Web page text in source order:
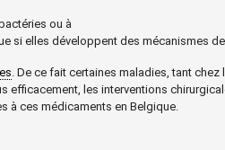
ou à
si elles développent des mécanismes
. De ce fait certaines maladies, tant
efficacement, les interventions
à ces médicaments en Belgique.